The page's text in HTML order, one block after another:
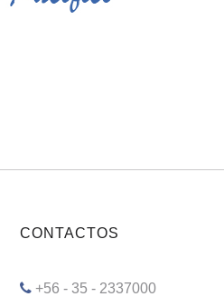
CONTACTOS
+56 - 35 - 2337000